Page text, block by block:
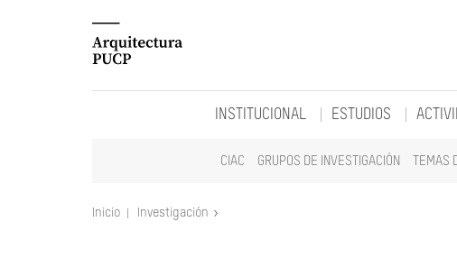
INSTITUCIONAL ESTUDIOS
CIAC GRUPOS DE INVESTIGACIÓN TEMAS
Inicio Investigación